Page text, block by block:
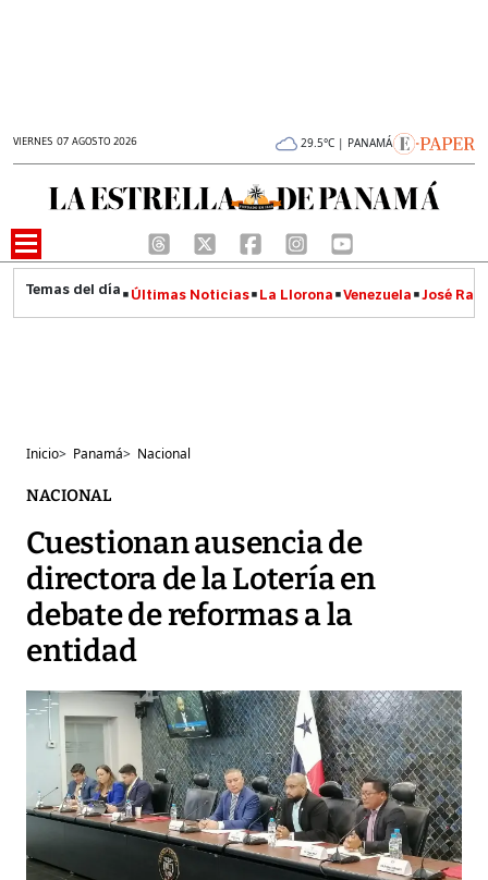
VIERNES 07 AGOSTO 2026 29.5°C | PANAMÁ
Últimas Noticias La Llorona Venezuela José
Inicio> Panamá> Nacional
NACIONAL
Cuestionan ausencia de
directora de la Lotería en
debate de reformas a la
entidad